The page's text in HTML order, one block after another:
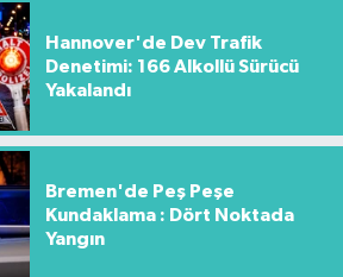
Hannover'de Dev Trafik
Denetimi: 166 Alkollü Sürücü
Yakalandı
Bremen'de Peş Peşe
Kundaklama : Dört Noktada
Yangın